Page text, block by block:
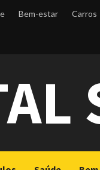
Bem-estar Carros